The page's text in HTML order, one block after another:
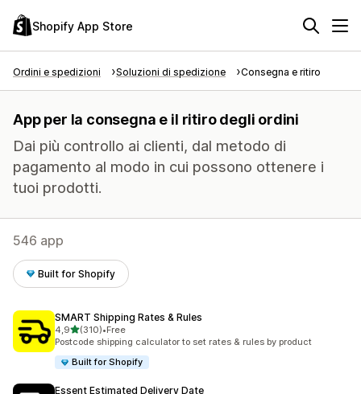
Shopify App Store
Ordini e spedizioni Soluzioni di spedizione Consegna e ritiro
App per la consegna e il ritiro degli ordini
Dai più controllo ai clienti, dal metodo di
pagamento al modo in cui possono ottenere i
tuoi prodotti.
546 app
Built for Shopify
SMART Shipping Rates & Rules
4,9stelle su 5
(310)
310 recensioni totali
•Free
Postcode shipping calculator to set rates & rules by product
Built for Shopify
Essent Estimated Delivery Date